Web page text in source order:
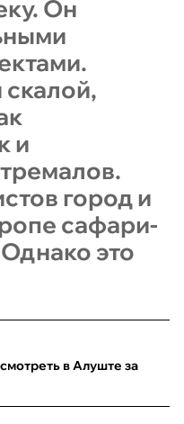
Он
и
город и
сафари-
это
в Алуште за